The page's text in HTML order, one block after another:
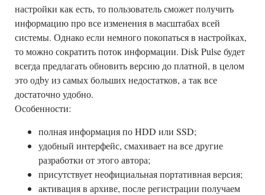
настройки как есть, то пользователь сможет получить
информацию про все изменения в масштабах всей
системы. Однако если немного покопаться в настройках,
то можно сократить поток информации. Disk Pulse будет
всегда предлагать обновить версию до платной, в целом
это одby из самых больших недостатков, а так все
достаточно удобно.
Особенности:
полная информация по HDD или SSD;
удобный интерфейс, смахивает на все другие
разработки от этого автора;
присутствует неофициальная портативная версия;
активация в архиве, после регистрации получаем